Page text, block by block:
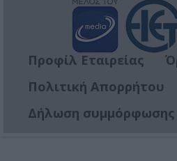
Προφίλ Εταιρείας
Πολιτική Απορρήτου
Δήλωση συμμόρφωσης